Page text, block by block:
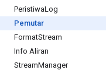
PeristiwaLog
Pemutar
FormatStream
Info Aliran
StreamManager